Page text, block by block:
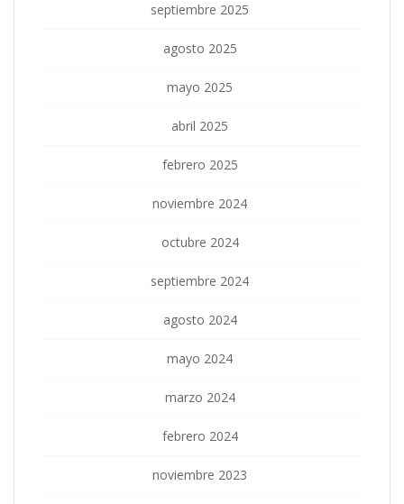
septiembre 2025
agosto 2025
mayo 2025
abril 2025
febrero 2025
noviembre 2024
octubre 2024
septiembre 2024
agosto 2024
mayo 2024
marzo 2024
febrero 2024
noviembre 2023